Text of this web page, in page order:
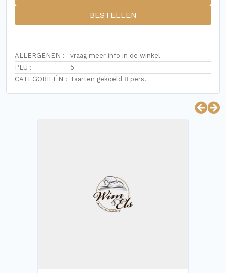
BESTELLEN
ALLERGENEN :
vraag meer info in de winkel
PLU :
5
CATEGORIEËN : Taarten gekoeld 8 pers.